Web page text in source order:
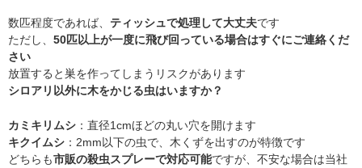
数匹程度であれば、 ティッシュで処理して大丈夫です
ただし、 50匹以上が一度に飛び回っている場合はすぐにご連絡くだ
さい
放置すると巣を作ってしまうリスクがあります
シロアリ以外に木をかじる虫はいますか？
カミキリムシ ：直径1cmほどの丸い穴を開けます
キクイムシ ：2mm以下の虫で、木くずを出すのが特徴です
どちらも市販の殺虫スプレーで対応可能ですが、不安な場合は当社